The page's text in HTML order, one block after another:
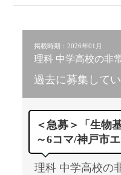
掲載時期：2026年01月
理科 中学高校の非
過去に募集して
＜急募＞「生物
～6コマ/神戸市
理科 中学高校の